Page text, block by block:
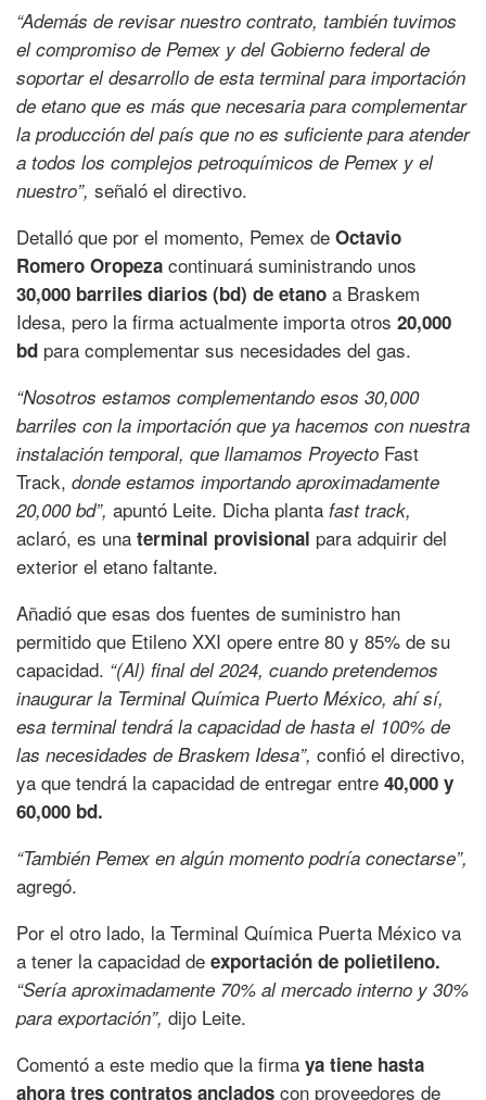
“Además de revisar nuestro contrato, también tuvimos
el compromiso de Pemex y del Gobierno federal de
soportar el desarrollo de esta terminal para importación
de etano que es más que necesaria para complementar
la producción del país que no es suficiente para atender
a todos los complejos petroquímicos de Pemex y el
nuestro”, señaló el directivo.
Detalló que por el momento, Pemex de Octavio
Romero Oropeza continuará suministrando unos
30,000 barriles diarios (bd) de etano a Braskem
Idesa, pero la firma actualmente importa otros 20,000
bd para complementar sus necesidades del gas.
“Nosotros estamos complementando esos 30,000
barriles con la importación que ya hacemos con nuestra
instalación temporal, que llamamos Proyecto Fast
Track, donde estamos importando aproximadamente
20,000 bd”, apuntó Leite. Dicha planta fast track,
aclaró, es una terminal provisional para adquirir del
exterior el etano faltante.
Añadió que esas dos fuentes de suministro han
permitido que Etileno XXI opere entre 80 y 85% de su
capacidad. “(Al) final del 2024, cuando pretendemos
inaugurar la Terminal Química Puerto México, ahí sí,
esa terminal tendrá la capacidad de hasta el 100% de
las necesidades de Braskem Idesa”, confió el directivo,
ya que tendrá la capacidad de entregar entre 40,000 y
60,000 bd.
“También Pemex en algún momento podría conectarse”,
agregó.
Por el otro lado, la Terminal Química Puerta México va
a tener la capacidad de exportación de polietileno.
“Sería aproximadamente 70% al mercado interno y 30%
para exportación”, dijo Leite.
Comentó a este medio que la firma ya tiene hasta
ahora tres contratos anclados con proveedores de